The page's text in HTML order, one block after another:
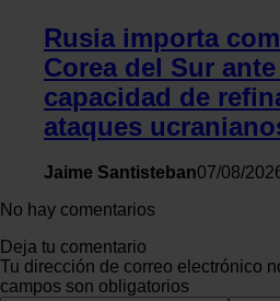
Rusia importa
Corea del Sur
capacidad de
ataques
Jaime Santisteban07/08/
No hay comentarios
Deja tu comentario
Tu dirección de correo electrónico
campos son obligatorios